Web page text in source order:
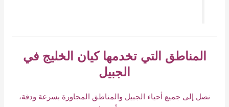
المناطق التي تخدمها كيان الخليج في
الجبيل
نصل إلى جميع أحياء الجبيل والمناطق المجاورة بسرعة ودقة،